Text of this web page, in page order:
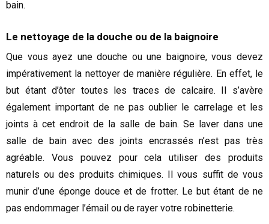
bain.
Le nettoyage de la douche ou de la baignoire
Que vous ayez une douche ou une baignoire, vous devez
impérativement la nettoyer de manière régulière. En effet, le
but étant d’ôter toutes les traces de calcaire. Il s’avère
également important de ne pas oublier le carrelage et les
joints à cet endroit de la salle de bain. Se laver dans une
salle de bain avec des joints encrassés n’est pas très
agréable. Vous pouvez pour cela utiliser des produits
naturels ou des produits chimiques. Il vous suffit de vous
munir d’une éponge douce et de frotter. Le but étant de ne
pas endommager l’émail ou de rayer votre robinetterie.